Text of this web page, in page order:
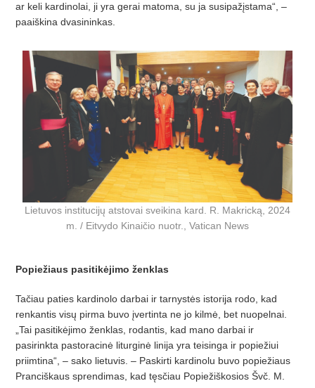
ar keli kardinolai, ji yra gerai matoma, su ja susipažįstama“, –
paaiškina dvasininkas.
Lietuvos institucijų atstovai sveikina kard. R. Makricką, 2024
m. / Eitvydo Kinaičio nuotr., Vatican News
Popiežiaus pasitikėjimo ženklas
Tačiau paties kardinolo darbai ir tarnystės istorija rodo, kad
renkantis visų pirma buvo įvertinta ne jo kilmė, bet nuopelnai.
„Tai pasitikėjimo ženklas, rodantis, kad mano darbai ir
pasirinkta pastoracinė liturginė linija yra teisinga ir popiežiui
priimtina“, – sako lietuvis. – Paskirti kardinolu buvo popiežiaus
Pranciškaus sprendimas, kad tęsčiau Popiežiškosios Švč. M.